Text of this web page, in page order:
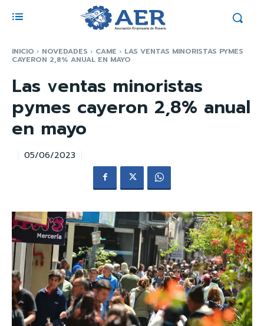
INICIO NOVEDADES CAME LAS VENTAS MINORISTAS PYMES
CAYERON 2,8% ANUAL EN MAYO
Las ventas minoristas
pymes cayeron 2,8% anual
en mayo
05/06/2023